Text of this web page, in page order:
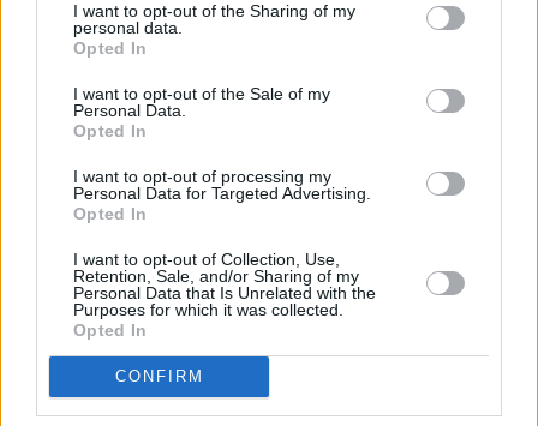
I want to opt-out of the Sharing of my
personal data.
Opted In
I want to opt-out of the Sale of my
Personal Data.
Opted In
I want to opt-out of processing my
Personal Data for Targeted Advertising.
Opted In
I want to opt-out of Collection, Use,
Retention, Sale, and/or Sharing of my
Personal Data that Is Unrelated with the
Purposes for which it was collected.
Opted In
CONFIRM
Rodzinę Averych można by pewnie nazwać patologiczną.
Zarówno Steven, jak i jego siostrzeniec, mają iloraz
inteligencji na granicy upośledzenia umysłowego - około
70. To dlatego Brandan prawdopodobnie dał się
wmanipulować w zarzut współudziału w morderstwie.
że jest niewinny i nie wie, czy Steven zabił Teresę.
Podczas przesłuchań odpowiadał na pytania, które
sugerowały, że wspólnie z wujkiem dokonali strasznych
rzeczy. Stąd domniemanie, że zeznania mogły zostać
wymuszone.